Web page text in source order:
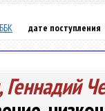
ББК дате поступления